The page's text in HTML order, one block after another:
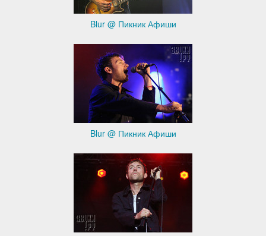
Blur @ Пикник Афиши
Blur @ Пикник Афиши